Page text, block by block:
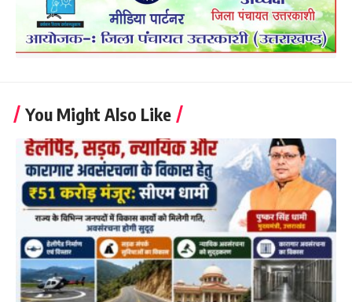
You Might Also Like